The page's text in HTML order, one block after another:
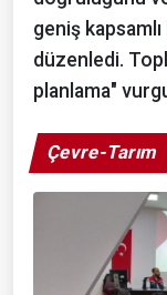
geniş
düzenledi.
planlama"
Çevre-Tarım